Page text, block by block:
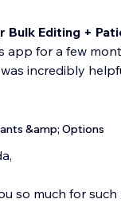
Bulk Editing +
app for a few
incredibly
&amp; Options
so much for